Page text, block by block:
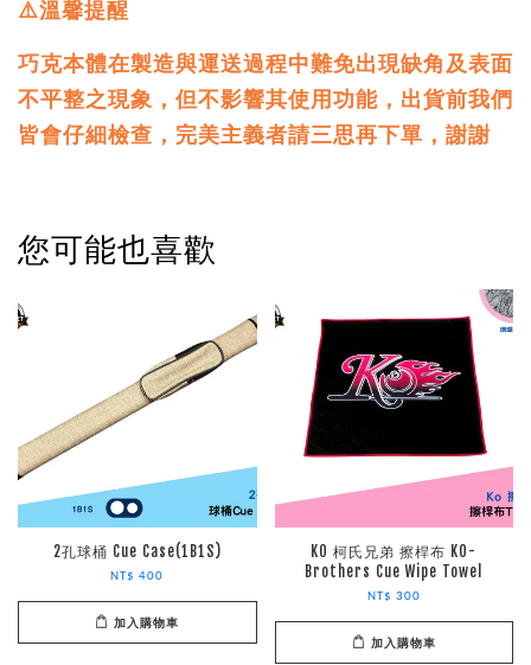
⚠️溫馨提醒
巧克本體在製造與運送過程中難免出現缺角及表面
不平整之現象，但不影響其使用功能， 出貨前我們
皆會仔細檢查，完美主義者請三思再下單，謝謝
您可能也喜歡
2孔球桶 Cue Case(1B1S)
NT$ 400
加入購物車
KO 柯氏兄弟 擦桿布 KO-
Brothers Cue Wipe Towel
NT$ 300
加入購物車